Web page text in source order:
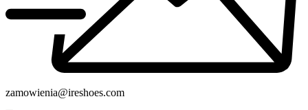
zamowienia@ireshoes.com